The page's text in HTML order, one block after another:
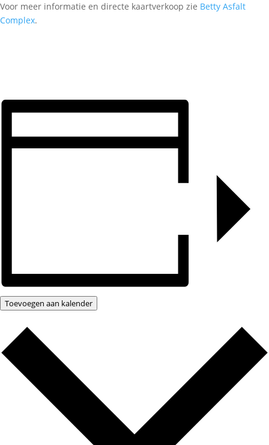
Voor meer informatie en directe kaartverkoop zie Betty Asfalt
Complex.
Toevoegen aan kalender